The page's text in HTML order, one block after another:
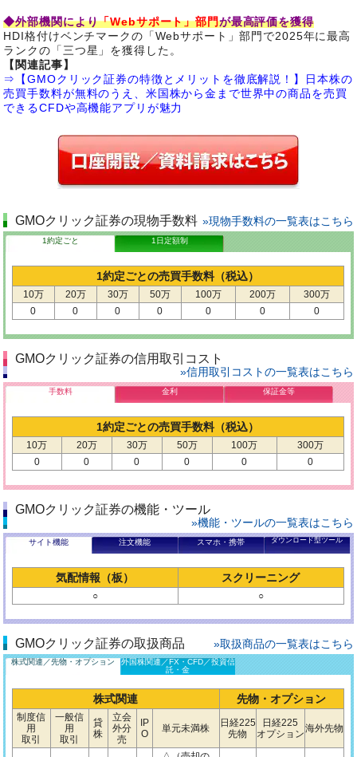
◆外部機関により「Webサポート」部門が最高評価を獲得
HDI格付けベンチマークの「Webサポート」部門で2025年に最高
ランクの「三つ星」を獲得した。
【関連記事】
⇒【GMOクリック証券の特徴とメリットを徹底解説！】日本株の
売買手数料が無料のうえ、米国株から金まで世界中の商品を売買
できるCFDや高機能アプリが魅力
GMOクリック証券の現物手数料 »現物手数料の一覧表はこちら
1約定ごと 1日定額制
1約定ごとの売買手数料（税込）
10万 20万 30万 50万 100万 200万
300万
0
0 0 0 0 0 0
GMOクリック証券の信用取引コスト
»信用取引コストの一覧表はこちら
手数料 金利 保証金等
1約定ごとの売買手数料（税込）
10万 20万 30万 50万 100万
300万
0
0 0 0 0 0
GMOクリック証券の機能・ツール
»機能・ツールの一覧表はこちら
サイト機能 注文機能 スマホ・携帯 ダウンロード型ツール
気配情報（板） スクリーニング
○ ○
GMOクリック証券の取扱商品 »取扱商品の一覧表はこちら
株式関連／先物・オプション
外国株関連／FX・CFD／投資信
託・金
株式関連 先物・オプション
制度信
用
取引
一般信
用
取引
貸
株
立会
外分
売
IP
O
単元未満株
日経225
先物
日経225
オプション海外先物